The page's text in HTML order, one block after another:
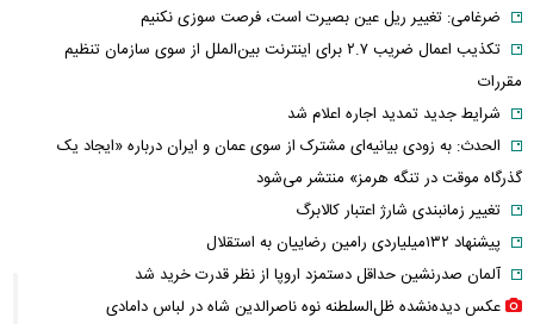
ضرغامی: تغییر ریل عین بصیرت است، فرصت سوزی نکنیم
تکذیب اعمال ضریب ۲.۷ برای اینترنت بین‌الملل از سوی سازمان تنظیم
مقررات
شرایط جدید تمدید اجاره اعلام شد
الحدث: به زودی بیانیه‌ای مشترک از سوی عمان و ایران درباره «ایجاد یک
گذرگاه موقت در تنگه هرمز» منتشر می‌شود
تغییر زمانبندی‌ شارژ اعتبار کالابرگ
پیشنهاد ۱۳۲میلیاردی رامین رضاییان به استقلال
آلمان صدرنشین حداقل دستمزد اروپا از نظر قدرت خرید شد
عکس دیده‌نشده ظل‌السلطنه نوه ناصرالدین شاه در لباس دامادی